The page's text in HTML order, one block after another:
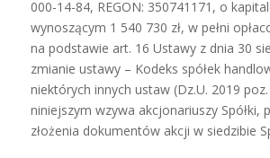
000-14-84, REGON: 350741171, o
wynoszącym 1 540 730 zł, w pełni
na podstawie art. 16 Ustawy z dnia 30
zmianie ustawy – Kodeks spółek
niektórych innych ustaw (Dz.U. 2019
niniejszym wzywa akcjonariuszy Spółki,
złożenia dokumentów akcji w siedzibie